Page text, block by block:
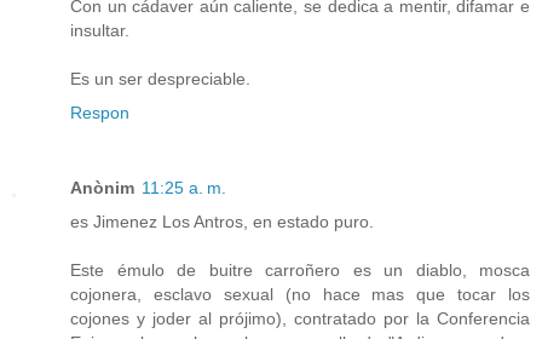
Con un cádaver aún caliente, se dedica a mentir, difamar e
insultar.
Es un ser despreciable.
Respon
Anònim 11:25 a. m.
es Jimenez Los Antros, en estado puro.
Este émulo de buitre carroñero es un diablo, mosca
cojonera, esclavo sexual (no hace mas que tocar los
cojones y joder al prójimo), contratado por la Conferencia